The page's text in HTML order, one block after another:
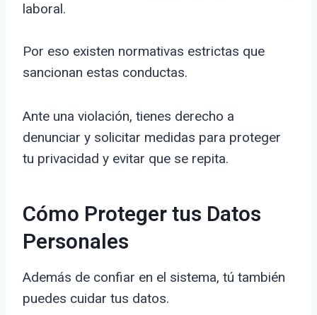
laboral.
Por eso existen normativas estrictas que
sancionan estas conductas.
Ante una violación, tienes derecho a
denunciar y solicitar medidas para proteger
tu privacidad y evitar que se repita.
Cómo Proteger tus Datos
Personales
Además de confiar en el sistema, tú también
puedes cuidar tus datos.